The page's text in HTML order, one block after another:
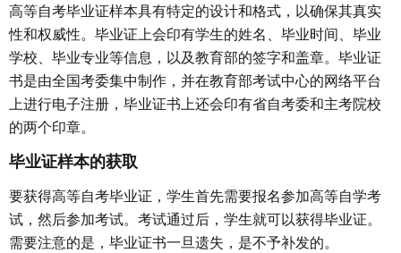
高等自考毕业证样本具有特定的设计和格式，以确保其真实
性和权威性。毕业证上会印有学生的姓名、毕业时间、毕业
学校、毕业专业等信息，以及教育部的签字和盖章。毕业证
书是由全国考委集中制作，并在教育部考试中心的网络平台
上进行电子注册，毕业证书上还会印有省自考委和主考院校
的两个印章。
毕业证样本的获取
要获得高等自考毕业证，学生首先需要报名参加高等自学考
试，然后参加考试。考试通过后，学生就可以获得毕业证。
需要注意的是，毕业证书一旦遗失，是不予补发的。